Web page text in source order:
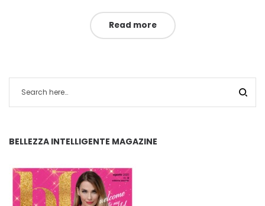
Read more
BELLEZZA INTELLIGENTE MAGAZINE